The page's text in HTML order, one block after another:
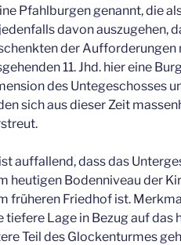
Pfahlburgen genannt, die
davon auszugehen,
der Aufforderungen
11. Jhd. hier eine
des Untegeschosses
sich aus dieser Zeit
auffallend, dass das
heutigen Bodenniveau der
früheren Friedhof ist.
tiefere Lage in Bezug auf das
Teil des Glockenturmes